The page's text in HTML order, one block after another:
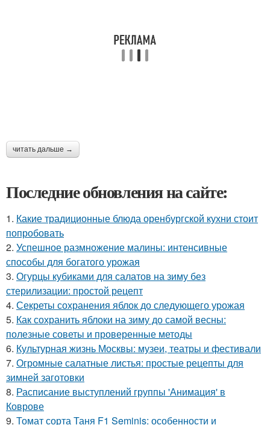
читать дальше →
Последние обновления на сайте:
1. Какие традиционные блюда оренбургской кухни стоит
попробовать
2. Успешное размножение малины: интенсивные
способы для богатого урожая
3. Огурцы кубиками для салатов на зиму без
стерилизации: простой рецепт
4. Секреты сохранения яблок до следующего урожая
5. Как сохранить яблоки на зиму до самой весны:
полезные советы и проверенные методы
6. Культурная жизнь Москвы: музеи, театры и фестивали
7. Огромные салатные листья: простые рецепты для
зимней заготовки
8. Расписание выступлений группы 'Анимация' в
Коврове
9. Томат сорта Таня F1 Seminis: особенности и